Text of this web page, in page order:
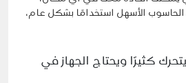
الحاسوب الأسهل استخدامًا بشكل عام،
كثيرًا ويحتاج الجهاز في